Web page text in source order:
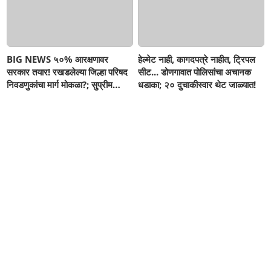
BIG NEWS ५०% आरक्षणावर
सरकार तयार! रखडलेल्या जिल्हा परिषद
निवडणुकांचा मार्ग मोकळा?; सुप्रीम
हेल्मेट नाही, कागदपत्रे नाहीत, ट्रिपल
सीट... डोणगावात पोलिसांचा अचानक
धडाका; २० दुचाकीस्वार थेट जाळ्यात!